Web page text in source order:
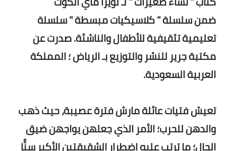
ضمن سلسلة " كلاسيكيات مبسطة " سلسلة
تعليمية تثقيفية للأطفال والناشئة. صدرت عن
مكتبة جرير للنشر والتوزيع بـ الرياض ؛ المملكة
العربية السعودية.
تعيش فتيات عائلة مارش فترة عصيبة، حيث ذهب
والدهن للحرب؛ الأمر الذي جعلهن يواجهن ضيق
الحال؛ ما ترتب عليه اضطرار الشقيقتين الأكبر سنًّا